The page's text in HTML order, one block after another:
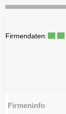
Firmendaten:
Firmeninfo